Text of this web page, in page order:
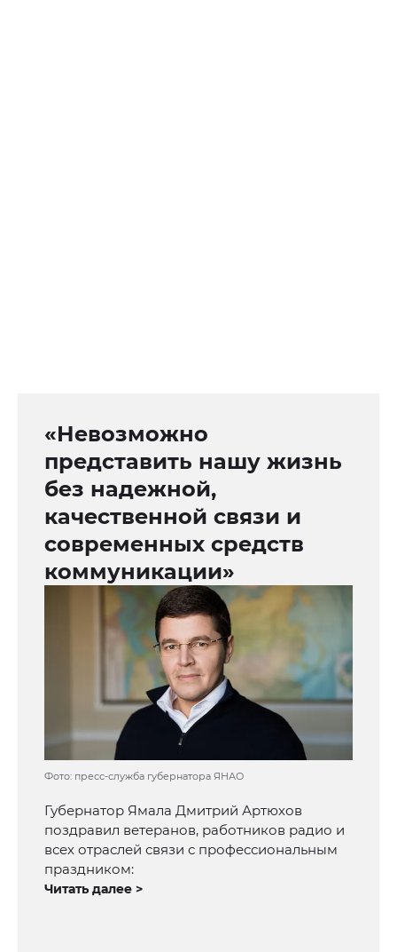
«Невозможно
представить нашу жизнь
без надежной,
качественной связи и
современных средств
коммуникации»
Фото: пресс-служба губернатора ЯНАО
Губернатор Ямала Дмитрий Артюхов
поздравил ветеранов, работников радио и
всех отраслей связи с профессиональным
праздником:
Читать далее >